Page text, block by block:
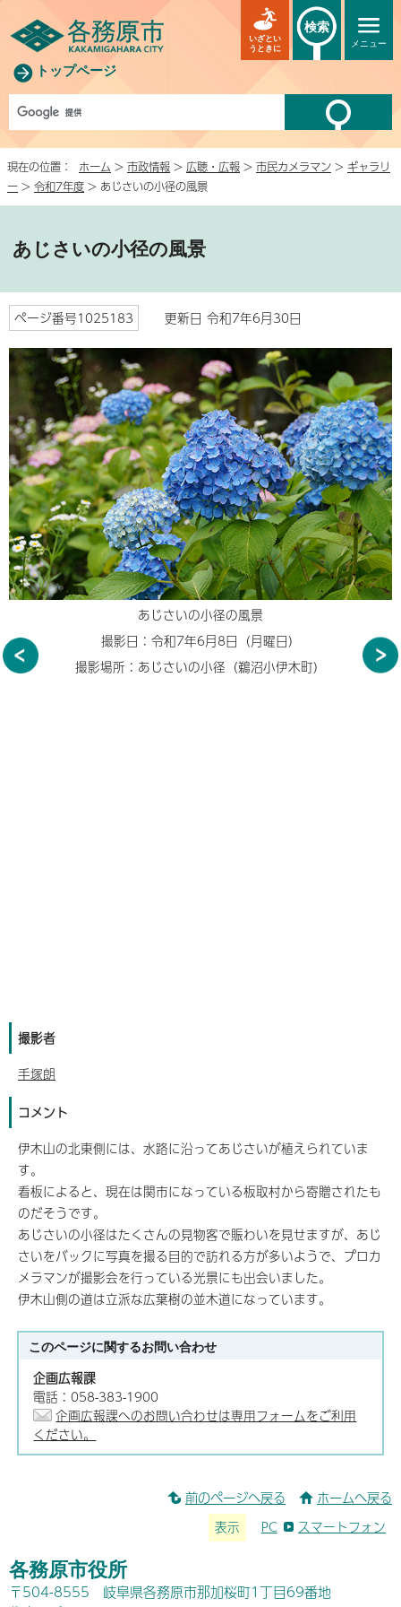
トップページ
メニュー
いざとい
うときに
検索
現在の位置： ホーム > 市政情報 > 広聴・広報 > 市民カメラマン > ギャラリ
ー > 令和7年度 > あじさいの小径の風景
あじさいの小径の風景
ページ番号1025183 更新日 令和7年6月30日
あじさいの小径の風景
撮影日：令和7年6月8日（月曜日）
撮影場所：あじさいの小径（鵜沼小伊木町）
撮影者
手塚朗
コメント
伊木山の北東側には、水路に沿ってあじさいが植えられていま
す。
看板によると、現在は関市になっている板取村から寄贈されたも
のだそうです。
あじさいの小径はたくさんの見物客で賑わいを見せますが、あじ
さいをバックに写真を撮る目的で訪れる方が多いようで、プロカ
メラマンが撮影会を行っている光景にも出会いました。
伊木山側の道は立派な広葉樹の並木道になっています。
このページに関するお問い合わせ
企画広報課
電話：058-383-1900
企画広報課へのお問い合わせは専用フォームをご利用
ください。
前のページへ戻る ホームへ戻る
表示 PC スマートフォン
各務原市役所
〒504-8555 岐阜県各務原市那加桜町1丁目69番地